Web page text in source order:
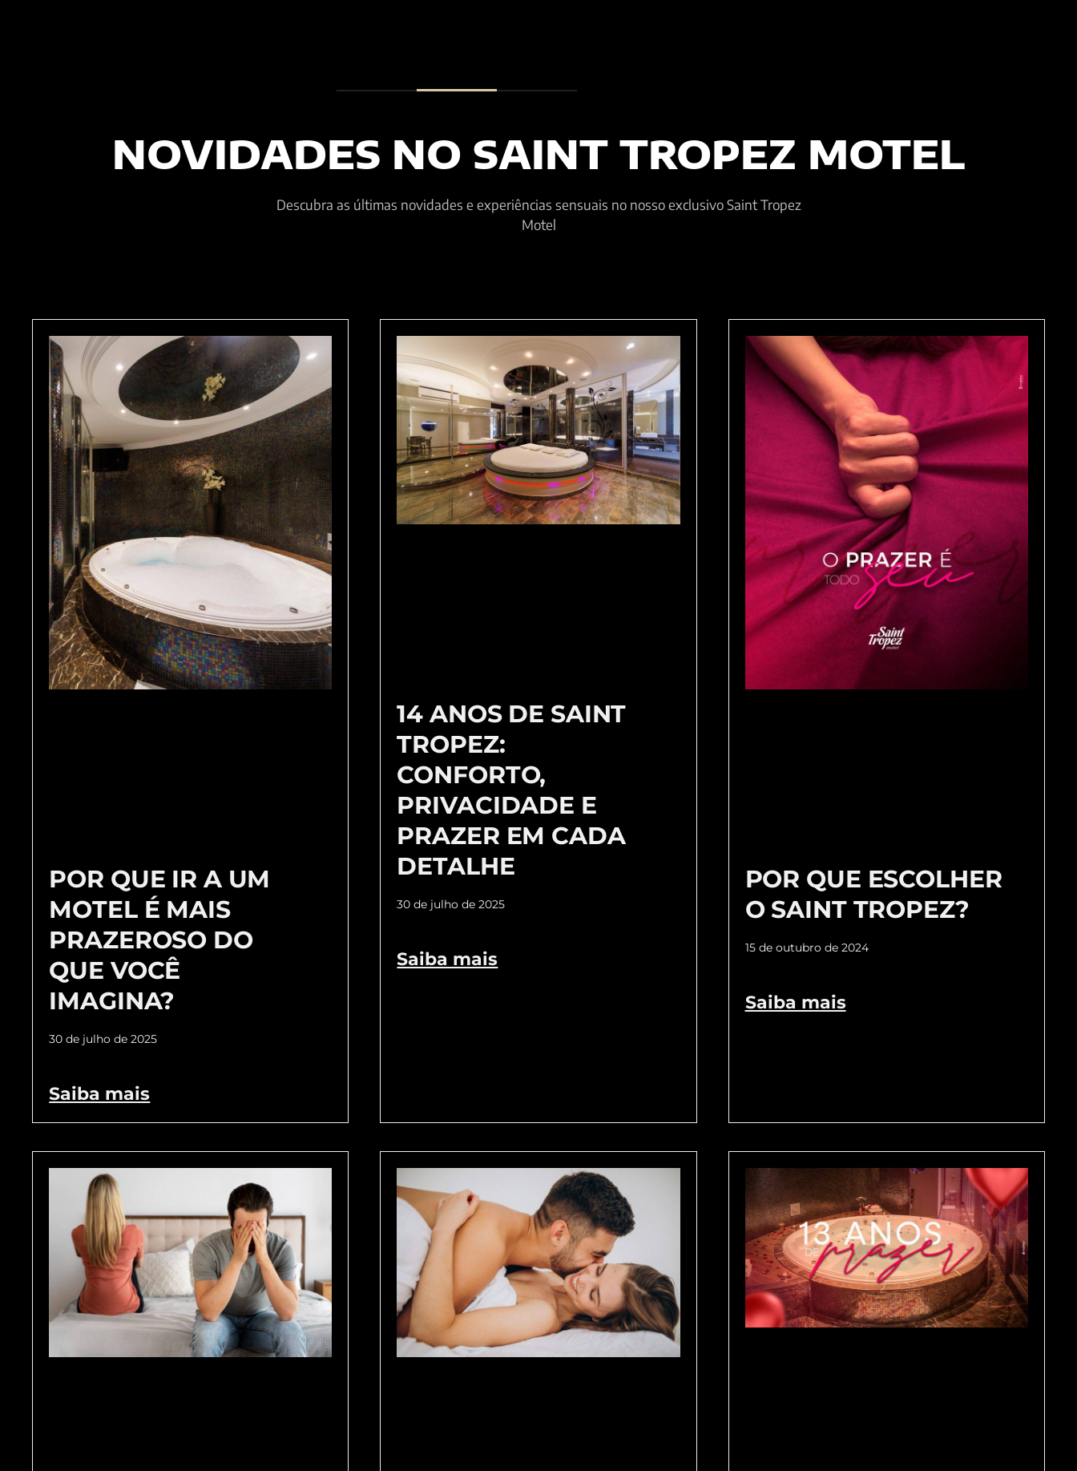
NOVIDADES NO SAINT TROPEZ MOTEL
Descubra as últimas novidades e experiências sensuais no nosso exclusivo Saint Tropez
Motel
POR QUE IR A UM
MOTEL É MAIS
PRAZEROSO DO
QUE VOCÊ
IMAGINA?
30 de julho de 2025
Saiba mais
14 ANOS DE SAINT
TROPEZ:
CONFORTO,
PRIVACIDADE E
PRAZER EM CADA
DETALHE
30 de julho de 2025
Saiba mais
POR QUE ESCOLHER
O SAINT TROPEZ?
15 de outubro de 2024
Saiba mais